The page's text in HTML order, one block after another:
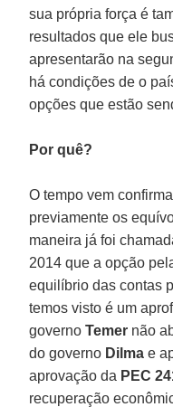
sua própria força é
resultados que ele
apresentarão na
há condições de o
opções que estão
Por quê?
O tempo vem
previamente os
maneira já foi
2014 que a opção
equilíbrio das contas
temos visto é um
governoTemer não
do governo Dilma e
aprovação da PEC
recuperação